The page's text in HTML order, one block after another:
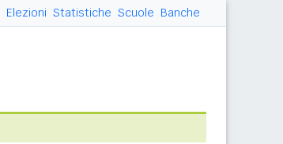
Elezioni Statistiche Scuole Banche